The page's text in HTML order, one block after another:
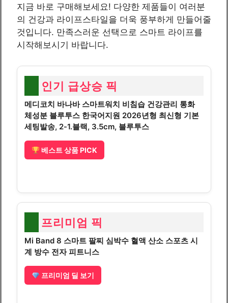
지금 바로 구매해보세요! 다양한 제품들이 여러분
의 건강과 라이프스타일을 더욱 풍부하게 만들어줄
것입니다. 만족스러운 선택으로 스마트 라이프를
시작해보시기 바랍니다.
인기 급상승 픽
메디코치 바나바 스마트워치 비침습 건강관리 통화
체성분 블루투스 한국어지원 2026년형 최신형 기본
세팅발송, 2-1.블랙, 3.5cm, 블루투스
베스트 상품 PICK
프리미엄 픽
Mi Band 8 스마트 팔찌 심박수 혈액 산소 스포츠 시
계 방수 전자 피트니스
프리미엄 딜 보기